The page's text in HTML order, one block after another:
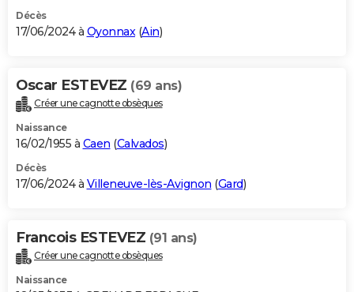
Décès
17/06/2024 à Oyonnax(Ain)
Oscar ESTEVEZ (69 ans)
Créer une cagnotte obsèques
Naissance
16/02/1955 à Caen (Calvados)
Décès
17/06/2024 à Villeneuve-lès-Avignon (Gard)
Francois ESTEVEZ (91 ans)
Créer une cagnotte obsèques
Naissance